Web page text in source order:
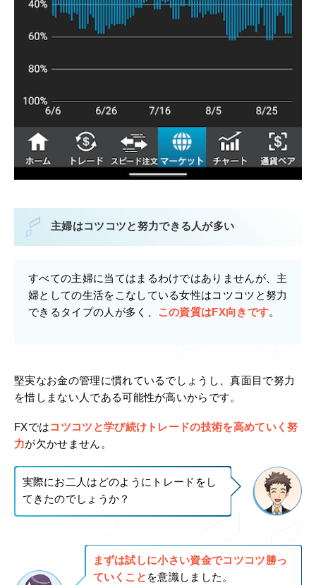
主婦はコツコツと努力できる人が多い
すべての主婦に当てはまるわけではありませんが、主
婦としての生活をこなしている女性はコツコツと努力
できるタイプの人が多く、 この資質はFX向きです。
堅実なお金の管理に慣れているでしょうし、真面目で努力
を惜しまない人である可能性が高いからです。
FXではコツコツと学び続けトレードの技術を高めていく努
力が欠かせません。
実際にお二人はどのようにトレードをし
てきたのでしょうか？
まずは試しに小さい資金でコツコツ勝っ
ていくこと を意識しました。